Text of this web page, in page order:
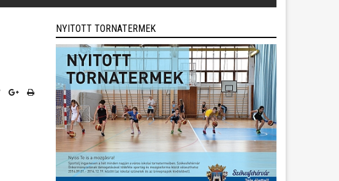
NYITOTT TORNATERMEK